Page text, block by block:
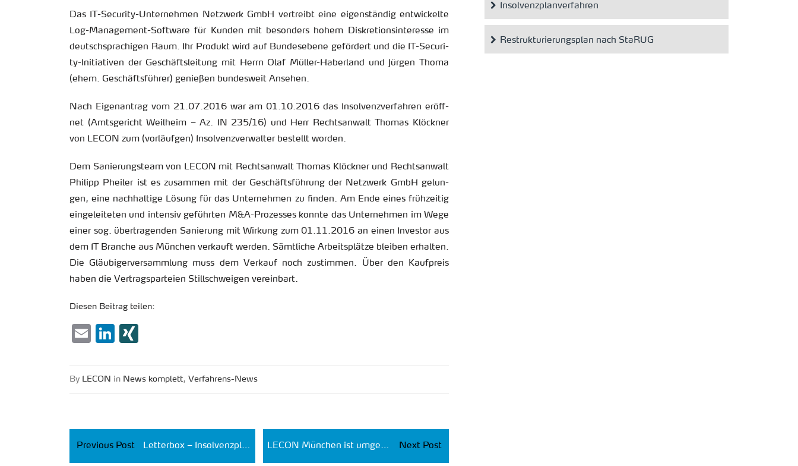
Das IT-Se­cu­ri­ty-Un­ter­neh­men Netz­werk GmbH ver­treibt eine ei­gen­stän­dig ent­wi­ckel­te
Log-Ma­nage­ment-Soft­ware für Kun­den mit be­son­ders hohem Dis­kre­ti­ons­in­ter­es­se im
deutsch­spra­chi­gen Raum. Ihr Pro­dukt wird auf Bun­des­ebe­ne ge­för­dert und die IT-Se­cu­ri­
ty-In­itia­ti­ven der Ge­schäfts­lei­tung mit Herrn Olaf Mül­ler-Ha­ber­land und Jür­gen Thoma
(ehem. Ge­schäfts­füh­rer) ge­nie­ßen bun­des­weit An­se­hen.
Nach Ei­gen­an­trag vom 21.07.2016 war am 01.10.2016 das In­sol­venz­ver­fah­ren er­öff­
net (Amts­ge­richt Weil­heim – Az. IN 235/16) und Herr Rechts­an­walt Tho­mas Klöck­ner
von LECON zum (vor­läuf­gen) In­sol­venz­ver­wal­ter be­stellt wor­den.
Dem Sa­nie­rungs­team von LECON mit Rechts­an­walt Tho­mas Klöck­ner und Rechts­an­walt
Phil­ipp Phei­ler ist es zu­sam­men mit der Ge­schäfts­füh­rung der Netz­werk GmbH ge­lun­
gen, eine nach­hal­ti­ge Lö­sung für das Un­ter­neh­men zu fin­den. Am Ende eines früh­zei­tig
ein­ge­lei­te­ten und in­ten­siv ge­führ­ten M&A-Pro­zes­ses konn­te das Un­ter­neh­men im Wege
einer sog. über­tra­gen­den Sa­nie­rung mit Wir­kung zum 01.11.2016 an einen In­ves­tor aus
dem IT Bran­che aus Mün­chen ver­kauft wer­den. Sämt­li­che Ar­beits­plät­ze blei­ben er­hal­ten.
Die Gläu­bi­ger­ver­samm­lung muss dem Ver­kauf noch zu­stim­men. Über den Kauf­preis
haben die Ver­trags­par­tei­en Still­schwei­gen ver­ein­bart.
Die­sen Bei­trag tei­len:
EmailLinkedIn
By LECON in News kom­plett, Ver­fah­rens-News
Previous Post Letterbox – Insolvenzplan mit 100 % Quote nach Fortführung Next Post
LECON München ist umgezogen
Insolvenzplanverfahren
Restrukturierungsplan nach StaRUG